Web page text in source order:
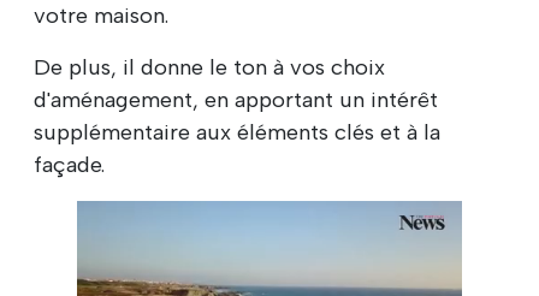
votre maison.
De plus, il donne le ton à vos choix
d'aménagement, en apportant un intérêt
supplémentaire aux éléments clés et à la
façade.